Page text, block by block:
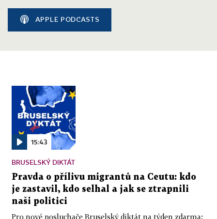
APPLE PODCASTS
15:43
BRUSELSKÝ DIKTÁT
Pravda o přílivu migrantů na Ceutu: kdo
je zastavil, kdo selhal a jak se ztrapnili
naši politici
Pro nové posluchače Bruselský diktát na týden zdarma: